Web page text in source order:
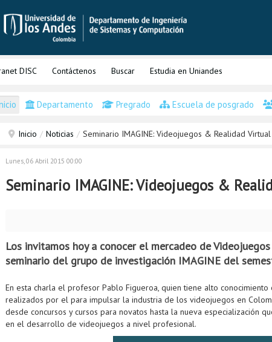
DISC Contáctenos Buscar Estudia en Uniandes
Departamento Pregrado Escuela de posgrado
Inicio / Noticias / Seminario IMAGINE: Videojuegos & Realidad
Lunes, 06 Abril 2015 00:00
Seminario IMAGINE: Videojuegos &
Los invitamos hoy a conocer el mercadeo de
seminario del grupo de investigación IMAGINE del
En esta charla el profesor Pablo Figueroa, quien tiene alto
realizados por el para impulsar la industria de los videojuegos en
desde concursos y cursos para novatos hasta la nueva especialización
en el desarrollo de videojuegos a nivel profesional.